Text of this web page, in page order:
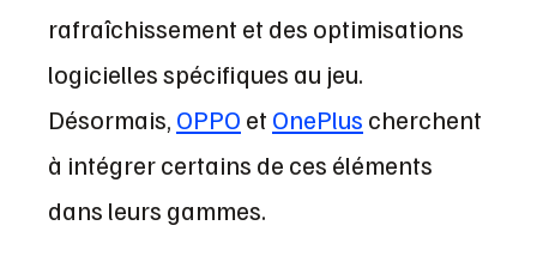
rafraîchissement et des optimisations
logicielles spécifiques au jeu.
Désormais, OPPO et OnePlus cherchent
à intégrer certains de ces éléments
dans leurs gammes.